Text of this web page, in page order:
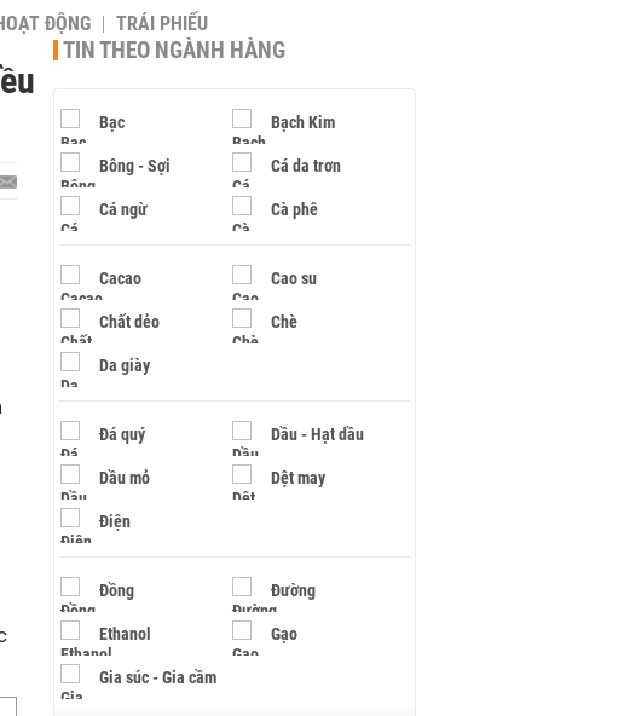
ĐỘNG TRÁI PHIẾU
TIN THEO NGÀNH HÀNG
Bạc Bạch Kim
Bông - Sợi Cá da trơn
Cá ngừ Cà phê
Cacao Cao su
Chất dẻo Chè
Da giày
Đá quý Dầu - Hạt dầu
Dầu mỏ Dệt may
Điện
Đồng Đường
Ethanol Gạo
Gia súc - Gia cầm